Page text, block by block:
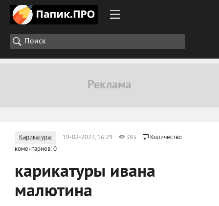
Карикатуры 19-02-2023, 16:29 383
Количество
коментариев: 0
карикатуры ивана
малютина